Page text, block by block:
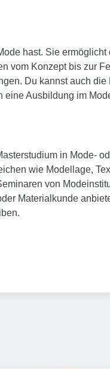
hast. Sie ermöglicht
vom Konzept bis zur
Du kannst auch die
eine Ausbildung im
in Mode-
wie Modellage,
von
Materialkunde